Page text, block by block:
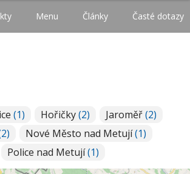
Menu Články Časté dotazy
(1) Hořičky(2) Jaroměř(2)
Nové Město nad Metují(1)
Police nad Metují(1)